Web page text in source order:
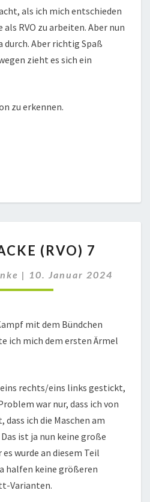
als ich mich entschieden
als RVO zu arbeiten. Aber nun
durch. Aber richtig Spaß
zieht es sich ein
zu erkennen.
(RVO)(RVO) 7
| 10. Januar 2024
mit dem Bündchen
ich mich dem ersten Ärmel
eins rechts/eins links gestickt,
war nur, dass ich von
ich die Maschen am
ist ja nun keine große
wurde an diesem Teil
halfen keine größeren
Varianten.